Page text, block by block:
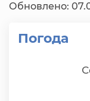
Обновлено:
Погода